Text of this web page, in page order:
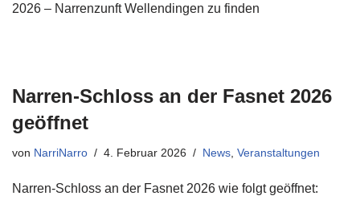
2026 – Narrenzunft Wellendingen zu finden
Narren-Schloss an der Fasnet 2026
geöffnet
von NarriNarro 4. Februar 2026 News Veranstaltungen
Narren-Schloss an der Fasnet 2026 wie folgt geöffnet: